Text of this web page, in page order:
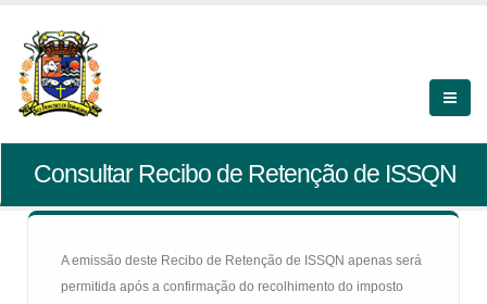
Consultar Recibo de Retenção de ISSQN
A emissão deste Recibo de Retenção de ISSQN apenas será
permitida após a confirmação do recolhimento do imposto